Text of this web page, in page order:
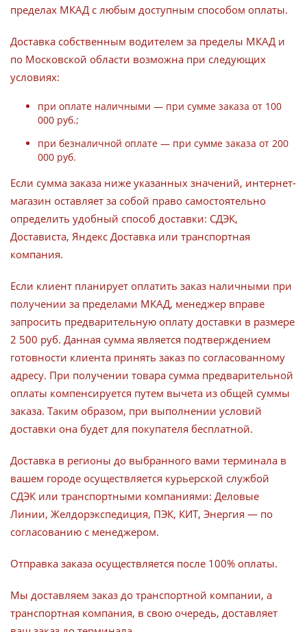
пределах МКАД с любым доступным способом оплаты.
Доставка собственным водителем за пределы МКАД и
по Московской области возможна при следующих
условиях:
при оплате наличными — при сумме заказа от 100
000 руб.;
при безналичной оплате — при сумме заказа от 200
000 руб.
Если сумма заказа ниже указанных значений, интернет-
магазин оставляет за собой право самостоятельно
определить удобный способ доставки: СДЭК,
Достависта, Яндекс Доставка или транспортная
компания.
Если клиент планирует оплатить заказ наличными при
получении за пределами МКАД, менеджер вправе
запросить предварительную оплату доставки в размере
2 500 руб. Данная сумма является подтверждением
готовности клиента принять заказ по согласованному
адресу. При получении товара сумма предварительной
оплаты компенсируется путем вычета из общей суммы
заказа. Таким образом, при выполнении условий
доставки она будет для покупателя бесплатной.
Доставка в регионы до выбранного вами терминала в
вашем городе осуществляется курьерской службой
СДЭК или транспортными компаниями: Деловые
Линии, Желдорэкспедиция, ПЭК, КИТ, Энергия — по
согласованию с менеджером.
Отправка заказа осуществляется после 100% оплаты.
Мы доставляем заказ до транспортной компании, а
транспортная компания, в свою очередь, доставляет